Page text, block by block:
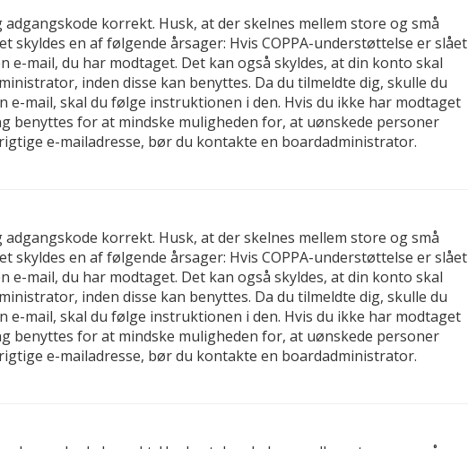
korrekt. Husk, at der skelnes mellem store og små
en af følgende årsager: Hvis COPPA-understøttelse er slået
mail, du har modtaget. Det kan også skyldes, at din konto skal
inden disse kan benyttes. Da du tilmeldte dig, skulle du
mail, skal du følge instruktionen i den. Hvis du ikke har modtaget
benyttes for at mindske muligheden for, at uønskede personer
e-mailadresse, bør du kontakte en boardadministrator.
korrekt. Husk, at der skelnes mellem store og små
en af følgende årsager: Hvis COPPA-understøttelse er slået
mail, du har modtaget. Det kan også skyldes, at din konto skal
inden disse kan benyttes. Da du tilmeldte dig, skulle du
mail, skal du følge instruktionen i den. Hvis du ikke har modtaget
benyttes for at mindske muligheden for, at uønskede personer
e-mailadresse, bør du kontakte en boardadministrator.